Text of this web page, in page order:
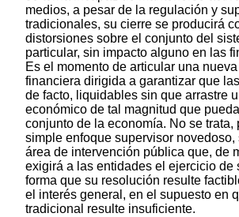
medios, a pesar de la regulación y
tradicionales, su cierre se producirá
distorsiones sobre el conjunto del
particular, sin impacto alguno en las
Es el momento de articular una
financiera dirigida a garantizar que
de facto, liquidables sin que arrastre
económico de tal magnitud que
conjunto de la economía. No se trata,
simple enfoque supervisor
área de intervención pública que, de
exigirá a las entidades el ejercicio de
forma que su resolución resulte
el interés general, en el supuesto en
tradicional resulte insuficiente.